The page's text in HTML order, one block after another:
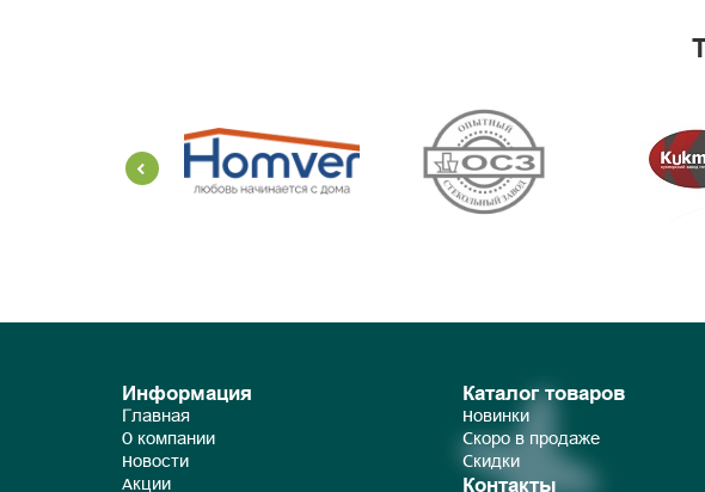
Информация
Главная
О компании
Новости
Акции
Каталог товаров
Новинки
Скоро в продаже
Скидки
Контакты